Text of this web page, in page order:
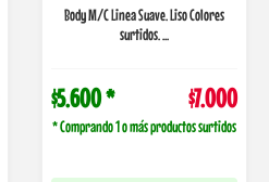
Body M/C Linea Suave. Liso Colores
surtidos. ...
$5.600 * $7.000
* Comprando 1 o más productos surtidos